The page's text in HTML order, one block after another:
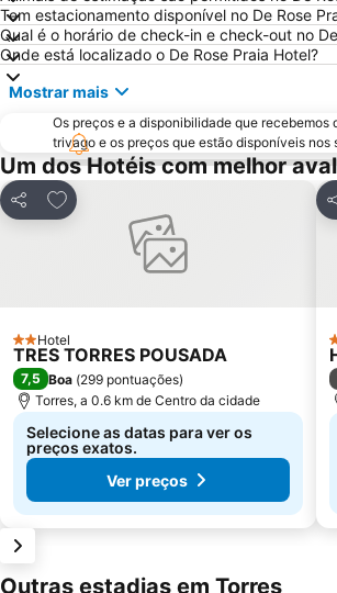
Tem estacionamento disponível no De Rose
Qual é o horário de check-in e check-out no
Onde está localizado o De Rose Praia Hotel?
Mostrar mais
Os preços e a disponibilidade que
trivago e os preços que estão disponíveis nos
Um dos Hotéis com melhor
Partilhar
Adicionar aos favoritos
2 Estrelas
Hotel
TRES TORRES POUSADA
7,5 Boa (299 pontuações)
Torres, a 0.6 km de Centro da cidade
Selecione as datas para ver os
preços exatos.
Ver preços
Outras estadias em Torres